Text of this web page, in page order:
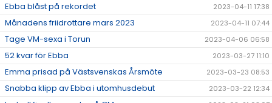
Ebba blåst på rekordet 2023-04-11 17:38
Månadens friidrottare mars 2023 2023-04-11 07:44
Tage VM-sexa i Torun 2023-04-06 06:58
52 kvar för Ebba 2023-03-27 11:10
Emma prisad på Västsvenskas Årsmöte 2023-03-23 08:53
Snabba klipp av Ebba i utomhusdebut 2023-03-22 12:34